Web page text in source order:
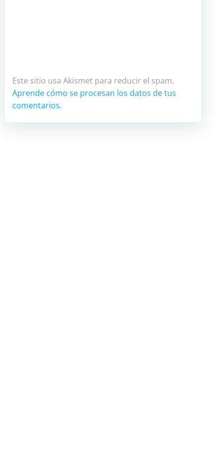
Este sitio usa Akismet para reducir el spam.
Aprende cómo se procesan los datos de tus
comentarios.